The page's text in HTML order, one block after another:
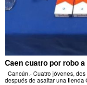
Caen cuatro por robo
Cancún.- Cuatro jóvenes,
después de asaltar una tienda